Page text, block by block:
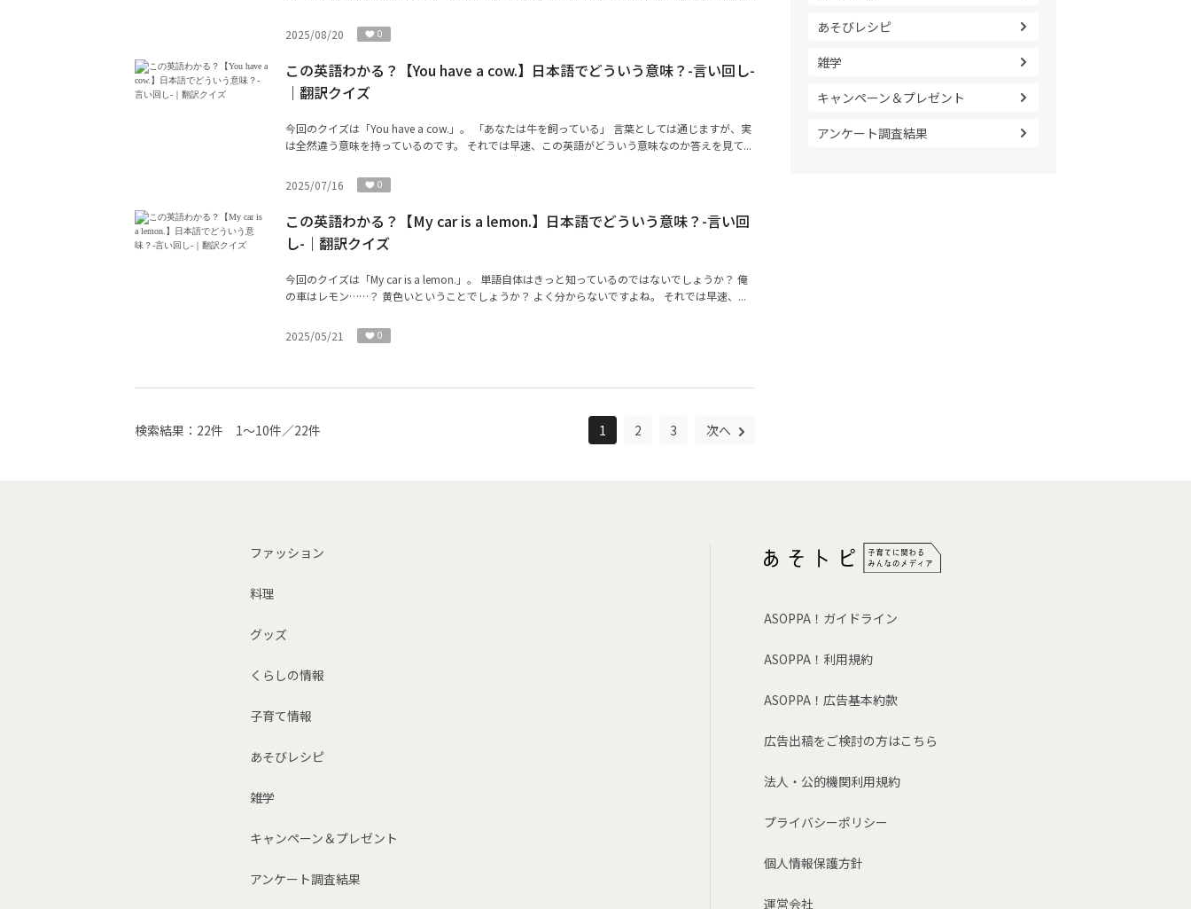
2025/08/20 0
この英語わかる？【You have a cow.】日本語でどういう意味？-言い回し-
｜翻訳クイズ
今回のクイズは「You have a cow.」。 「あなたは牛を飼っている」 言葉としては通じますが、実
は全然違う意味を持っているのです。 それでは早速、この英語がどういう意味なのか答えを見て...
2025/07/16 0
この英語わかる？【My car is a lemon.】日本語でどういう意味？-言い回
し-｜翻訳クイズ
今回のクイズは「My car is a lemon.」。 単語自体はきっと知っているのではないでしょうか？ 俺
の車はレモン……？ 黄色いということでしょうか？ よく分からないですよね。 それでは早速、...
2025/05/21 0
検索結果： 22件 1～10件／22件 1 2 3 次へ
あそびレシピ
雑学
キャンペーン＆プレゼント
アンケート調査結果
ファッション
料理
グッズ
くらしの情報
子育て情報
あそびレシピ
雑学
キャンペーン＆プレゼント
アンケート調査結果
ASOPPA！ガイドライン
ASOPPA！利用規約
ASOPPA！広告基本約款
広告出稿をご検討の方はこちら
法人・公的機関利用規約
プライバシーポリシー
個人情報保護方針
運営会社